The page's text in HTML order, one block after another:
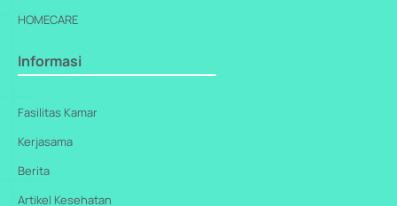
HOMECARE
Informasi
Fasilitas Kamar
Kerjasama
Berita
Artikel Kesehatan